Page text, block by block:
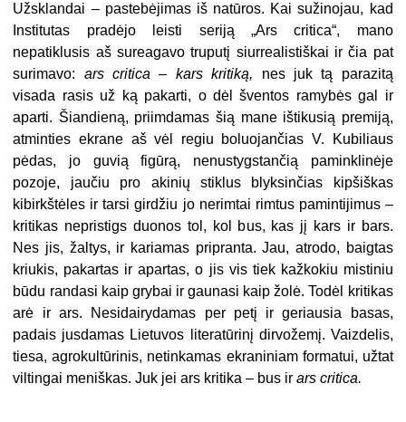
Užsklandai – pastebėjimas iš natūros. Kai sužinojau, kad
Institutas pradėjo leisti seriją „Ars critica“, mano
nepatiklusis aš sureagavo truputį siurrealistiškai ir čia pat
surimavo: ars critica – kars kritiką, nes juk tą parazitą
visada rasis už ką pakarti, o dėl šventos ramybės gal ir
aparti. Šiandieną, priimdamas šią mane ištikusią premiją,
atminties ekrane aš vėl regiu boluojančias V. Kubiliaus
pėdas, jo guvią figūrą, nenustygstančią paminklinėje
pozoje, jaučiu pro akinių stiklus blyksinčias kipšiškas
kibirkštėles ir tarsi girdžiu jo nerimtai rimtus pamintijimus –
kritikas nepristigs duonos tol, kol bus, kas jį kars ir bars.
Nes jis, žaltys, ir kariamas pripranta. Jau, atrodo, baigtas
kriukis, pakartas ir apartas, o jis vis tiek kažkokiu mistiniu
būdu randasi kaip grybai ir gaunasi kaip žolė. Todėl kritikas
arė ir ars. Nesidairydamas per petį ir geriausia basas,
padais jusdamas Lietuvos literatūrinį dirvožemį. Vaizdelis,
tiesa, agrokultūrinis, netinkamas ekraniniam formatui, užtat
viltingai meniškas. Juk jei ars kritika – bus irars critica.